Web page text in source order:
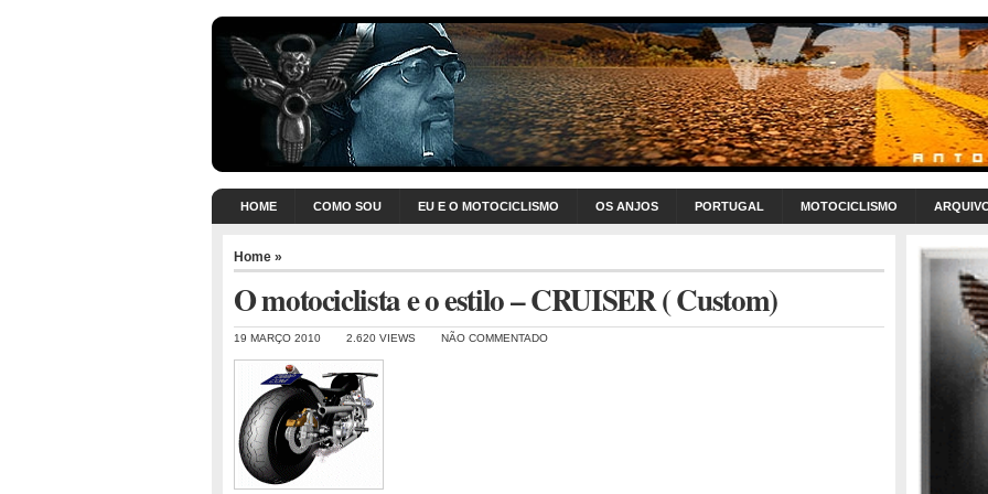
HOME COMO SOU EU E O MOTOCICLISMO OS ANJOS PORTUGAL MOTOCICLISMO
Home »
O motociclista e o estilo – CRUISER ( Custom)
19 MARÇO 2010 2.620 VIEWS NÃO COMMENTADO